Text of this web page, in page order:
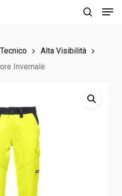
Alta Visibilità
Invernale